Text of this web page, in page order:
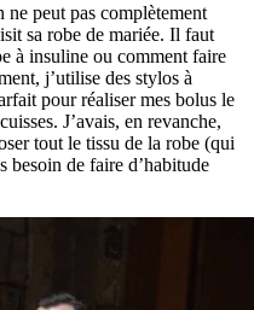
ne peut pas complètement
sa robe de mariée. Il faut
à insuline ou comment faire
j’utilise des stylos à
pour réaliser mes bolus le
J’avais, en revanche,
tout le tissu de la robe (qui
besoin de faire d’habitude